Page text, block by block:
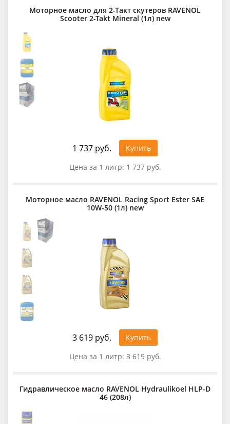
Моторное масло для 2-Такт скутеров RAVENOL
Scooter 2-Takt Mineral (1л) new
1 737 руб.
Купить
Цена за 1 литр: 1 737 руб.
Моторное масло RAVENOL Racing Sport Ester SAE
10W-50 (1л) new
3 619 руб.
Купить
Цена за 1 литр: 3 619 руб.
Гидравлическое масло RAVENOL Hydraulikoel HLP-D
46 (208л)